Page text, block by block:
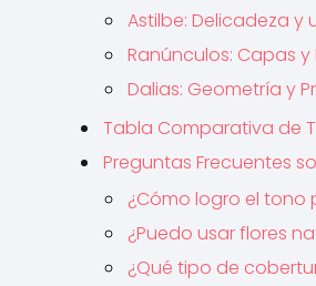
Astilbe: Delicadeza y
Ranúnculos: Capas
Dalias: Geometría y
Tabla Comparativa de
Preguntas Frecuentes
¿Cómo logro el tono
¿Puedo usar flores
¿Qué tipo de